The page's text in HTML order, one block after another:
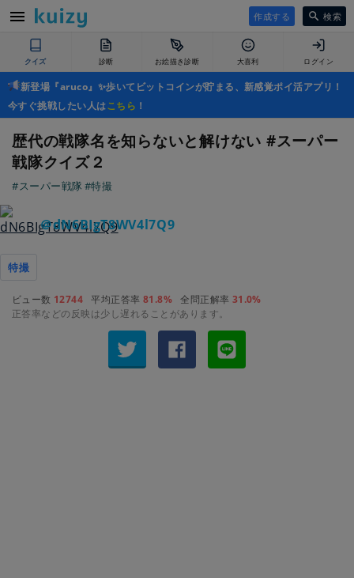
作成する 検索
クイズ 診断 お絵描き診断 大喜利 ログイン
新登場『aruco』✨歩いてビットコインが貯まる、新感覚ポイ活アプリ！
今すぐ挑戦したい人はこちら ！
歴代の戦隊名を知らないと解けない #スーパー
戦隊クイズ２
#スーパー戦隊 #特撮
＠dN6BIgT8WV4l7Q9
特撮
ビュー数 12744 平均正答率 81.8% 全問正解率 31.0%
正答率などの反映は少し遅れることがあります。